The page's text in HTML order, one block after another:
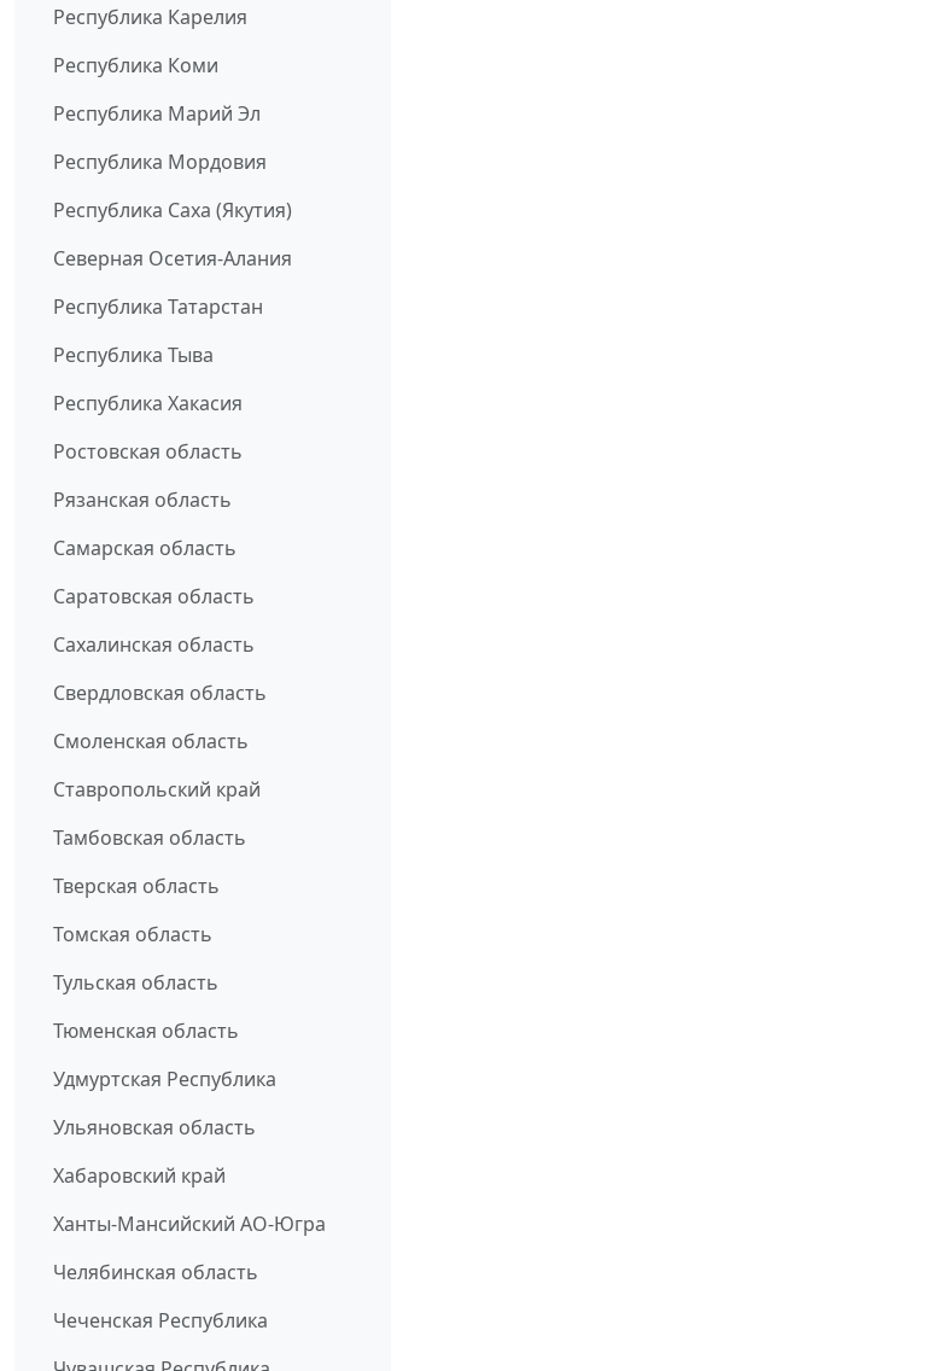
Республика Карелия
Республика Коми
Республика Марий Эл
Республика Мордовия
Республика Саха (Якутия)
Северная Осетия-Алания
Республика Татарстан
Республика Тыва
Республика Хакасия
Ростовская область
Рязанская область
Самарская область
Саратовская область
Сахалинская область
Свердловская область
Смоленская область
Ставропольский край
Тамбовская область
Тверская область
Томская область
Тульская область
Тюменская область
Удмуртская Республика
Ульяновская область
Хабаровский край
Ханты-Мансийский АО-Югра
Челябинская область
Чеченская Республика